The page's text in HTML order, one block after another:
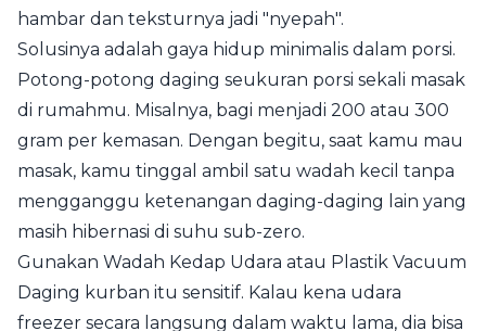
hambar dan teksturnya jadi "nyepah".
Solusinya adalah gaya hidup minimalis dalam porsi.
Potong-potong daging seukuran porsi sekali masak
di rumahmu. Misalnya, bagi menjadi 200 atau 300
gram per kemasan. Dengan begitu, saat kamu mau
masak, kamu tinggal ambil satu wadah kecil tanpa
mengganggu ketenangan daging-daging lain yang
masih hibernasi di suhu sub-zero.
Gunakan Wadah Kedap Udara atau Plastik Vacuum
Daging kurban itu sensitif. Kalau kena udara
freezer secara langsung dalam waktu lama, dia bisa